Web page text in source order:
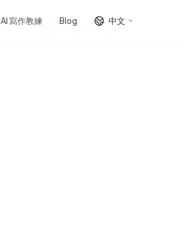
AI 寫作教練 Blog 中文